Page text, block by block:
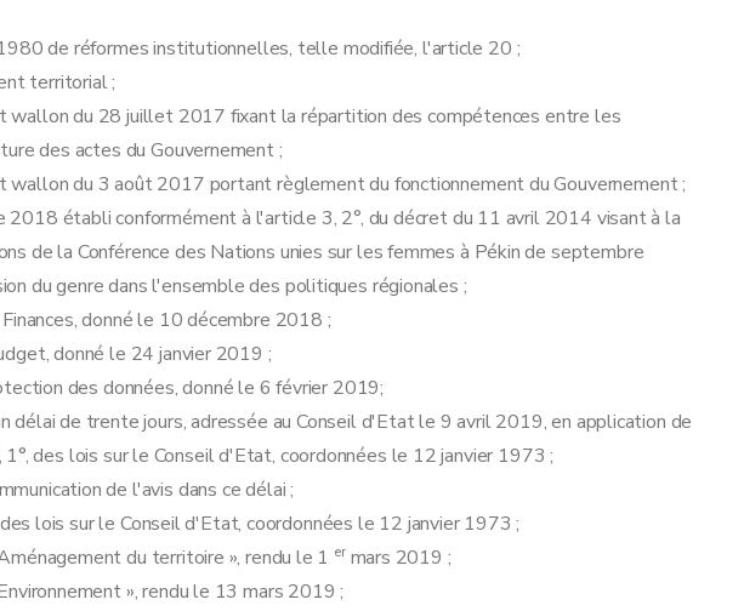
article 36
transitoires et finales
de réformes institutionnelles, telle modifiée, l'article 20 ;
territorial ;
wallon du 28 juillet 2017 fixant la répartition des compétences entre les
des actes du Gouvernement ;
wallon du 3 août 2017 portant règlement du fonctionnement du Gouvernement ;
2018 établi conformément à l'article 3, 2°, du décret du 11 avril 2014 visant à la
de la Conférence des Nations unies sur les femmes à Pékin de septembre
du genre dans l'ensemble des politiques régionales ;
donné le 10 décembre 2018 ;
donné le 24 janvier 2019 ;
des données, donné le 6 février 2019;
délai de trente jours, adressée au Conseil d'Etat le 9 avril 2019, en application de
1°, des lois sur le Conseil d'Etat, coordonnées le 12 janvier 1973 ;
de l'avis dans ce délai ;
lois sur le Conseil d'Etat, coordonnées le 12 janvier 1973 ;
du territoire », rendu le 1 ermars 2019 ;
», rendu le 13 mars 2019 ;